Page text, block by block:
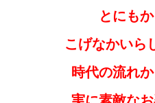
とにも
こげなかいら
時代の流れ